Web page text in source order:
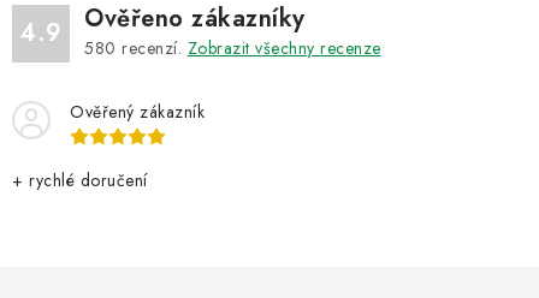
4.9 Ověřeno zákazníky
580 recenzí. Zobrazit všechny recenze
Ověřený zákazník
+ rychlé doručení